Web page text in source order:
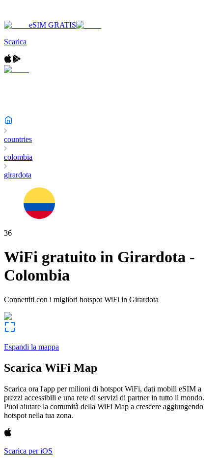
eSIM GRATIS
Scarica
countries
colombia
girardota
36
WiFi gratuito in Girardota -
Colombia
Connettiti con i migliori hotspot WiFi in Girardota
Espandi la mappa
Scarica WiFi Map
Scarica ora l'app per milioni di hotspot WiFi, dati mobili eSIM a
prezzi accessibili e una rete di servizi di partner in tutto il mondo.
Puoi aiutare la comunità della WiFi Map a crescere aggiungendo
hotspot nella tua zona.
Scarica per iOS